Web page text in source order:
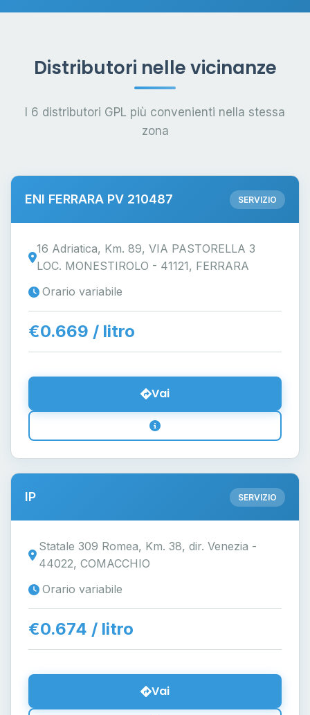
Distributori nelle vicinanze
I 6 distributori GPL più convenienti nella stessa
zona
ENI FERRARA PV 210487 SERVIZIO
16 Adriatica, Km. 89, VIA PASTORELLA 3
LOC. MONESTIROLO - 41121, FERRARA
Orario variabile
€0.669 / litro
Vai
IP SERVIZIO
Statale 309 Romea, Km. 38, dir. Venezia -
44022, COMACCHIO
Orario variabile
€0.674 / litro
Vai